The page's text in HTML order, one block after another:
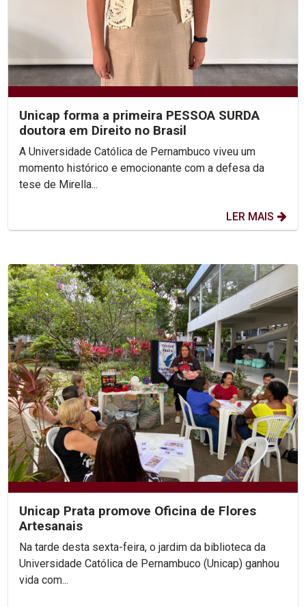
Unicap forma a primeira PESSOA SURDA
doutora em Direito no Brasil
A Universidade Católica de Pernambuco viveu um
momento histórico e emocionante com a defesa da
tese de Mirella...
LER MAIS
Unicap Prata promove Oficina de Flores
Artesanais
Na tarde desta sexta-feira, o jardim da biblioteca da
Universidade Católica de Pernambuco (Unicap) ganhou
vida com...